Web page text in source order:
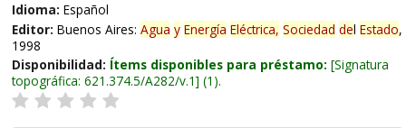
Idioma: Español
Editor: Buenos Aires: Agua y Energía Eléctrica, Sociedad del Estado,
1998
Disponibilidad: Ítems disponibles para préstamo: Signatura
topográfica: 621.374.5/A282/v.1 (1).